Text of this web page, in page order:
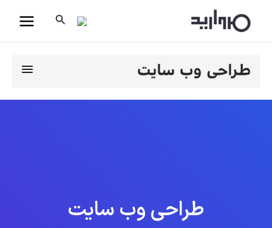
جستجو
طراحی وب سایت